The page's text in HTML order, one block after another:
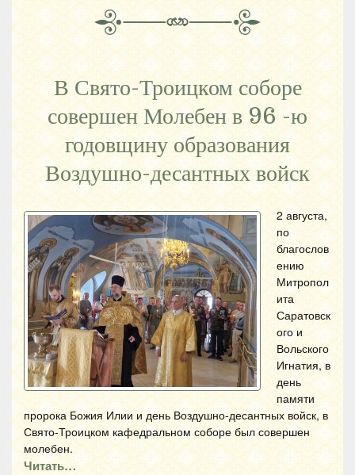
В Свято-Троицком соборе
совершен Молебен в 96 -ю
годовщину образования
Воздушно-десантных войск
2 августа,
по
благослов
ению
Митропол
ита
Саратовск
ого и
Вольского
Игнатия, в
день
памяти
пророка Божия Илии и день Воздушно-десантных войск, в
Свято-Троицком кафедральном соборе был совершен
молебен.
Читать…